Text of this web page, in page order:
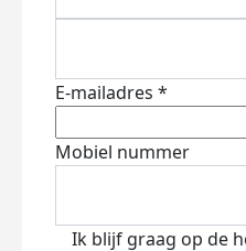
E-mailadres *
Mobiel nummer
Ik blijf graag op de